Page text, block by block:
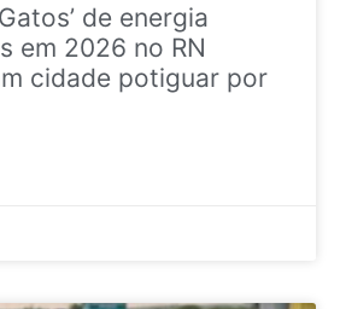
de energia
em 2026 no RN
cidade potiguar por